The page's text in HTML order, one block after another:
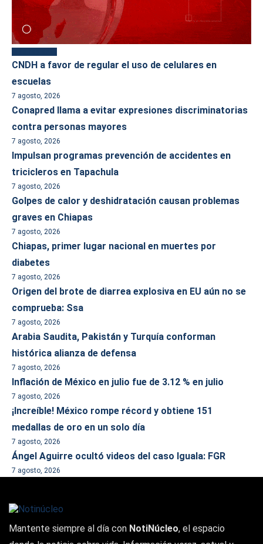
CNDH a favor de regular el uso de celulares en
escuelas
7 agosto, 2026
Conapred llama a evitar expresiones discriminatorias
contra personas mayores
7 agosto, 2026
Impulsan programas prevención de accidentes en
tricicleros en Tapachula
7 agosto, 2026
Golpes de calor y deshidratación causan problemas
graves en Chiapas
7 agosto, 2026
Chiapas, primer lugar nacional en muertes por
diabetes
7 agosto, 2026
Origen del brote de diarrea explosiva en EU aún no se
comprueba: Ssa
7 agosto, 2026
Arabia Saudita, Pakistán y Turquía conforman
histórica alianza de defensa
7 agosto, 2026
Inflación de México en julio fue de 3.12 % en julio
7 agosto, 2026
¡Increíble! México rompe récord y obtiene 151
medallas de oro en un solo día
7 agosto, 2026
Ángel Aguirre ocultó videos del caso Iguala: FGR
7 agosto, 2026
Mantente siempre al día con NotiNúcleo, el espacio